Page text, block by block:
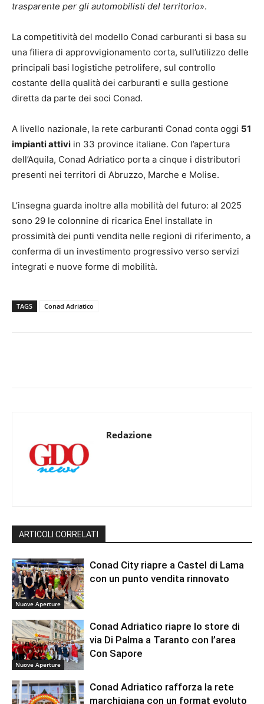
trasparente per gli automobilisti del territorio».
La competitività del modello Conad carburanti si basa su
una filiera di approvvigionamento corta, sull’utilizzo delle
principali basi logistiche petrolifere, sul controllo
costante della qualità dei carburanti e sulla gestione
diretta da parte dei soci Conad.
A livello nazionale, la rete carburanti Conad conta oggi 51
impianti attivi in 33 province italiane. Con l’apertura
dell’Aquila, Conad Adriatico porta a cinque i distributori
presenti nei territori di Abruzzo, Marche e Molise.
L’insegna guarda inoltre alla mobilità del futuro: al 2025
sono 29 le colonnine di ricarica Enel installate in
prossimità dei punti vendita nelle regioni di riferimento, a
conferma di un investimento progressivo verso servizi
integrati e nuove forme di mobilità.
TAGS Conad Adriatico
Redazione
ARTICOLI CORRELATI
Nuove Aperture
Conad City riapre a Castel di Lama
con un punto vendita rinnovato
Nuove Aperture
Conad Adriatico riapre lo store di
via Di Palma a Taranto con l’area
Con Sapore
Conad Adriatico rafforza la rete
marchigiana con un format evoluto